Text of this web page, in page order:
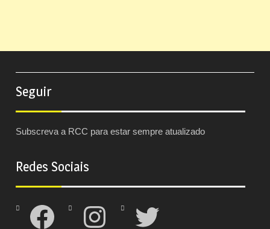
Seguir
Subscreva a RCC para estar sempre atualizado
Redes Sociais
Facebook Instagram Twitter